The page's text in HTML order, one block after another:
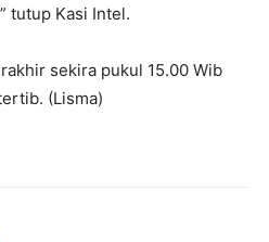
tutup Kasi Intel.
sekira pukul 15.00 Wib
(Lisma)